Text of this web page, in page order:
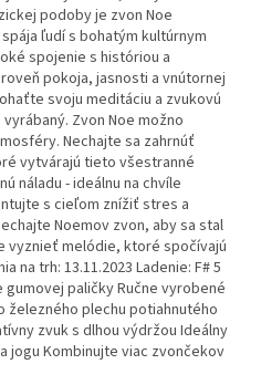
podoby je zvon Noe
ľudí s bohatým kultúrnym
spojenie s históriou a
pokoja, jasnosti a vnútornej
svoju meditáciu a zvukovú
Zvon Noe možno
Nechajte sa zahrnúť
vytvárajú tieto všestranné
náladu - ideálnu na chvíle
s cieľom znížiť stres a
Noemov zvon, aby sa stal
vyznieť melódie, ktoré spočívajú
na trh: 13.11.2023 Ladenie: F# 5
gumovej paličky Ručne vyrobené
plechu potiahnutého
zvuk s dlhou výdržou Ideálny
jogu Kombinujte viac zvončekov